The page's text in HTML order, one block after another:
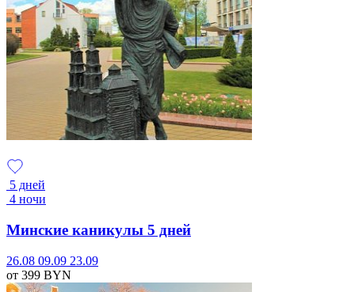
5 дней
4 ночи
Минские каникулы 5 дней
26.08 09.09 23.09
от 399 BYN